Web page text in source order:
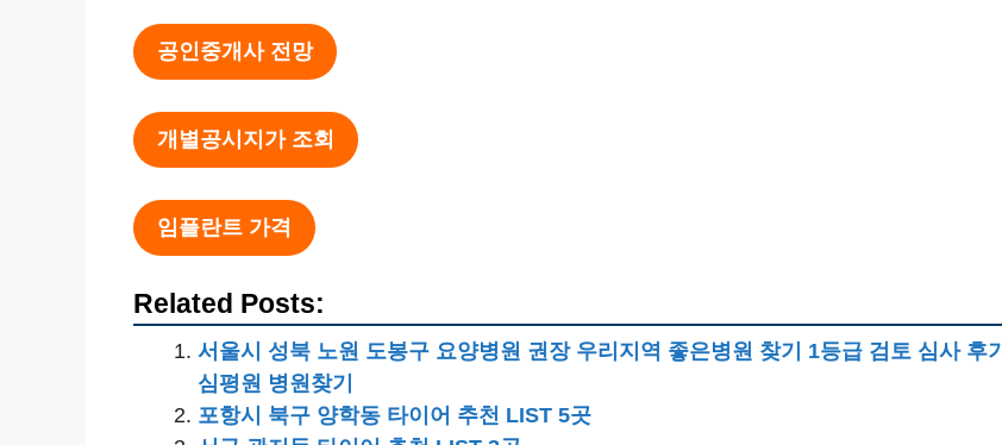
공인중개사 전망
개별공시지가 조회
임플란트 가격
Related Posts:
서울시 성북 노원 도봉구 요양병원 권장 우리지역 좋은병원 찾기 1등급 검토 심사 후기
심평원 병원찾기
포항시 북구 양학동 타이어 추천 LIST 5곳